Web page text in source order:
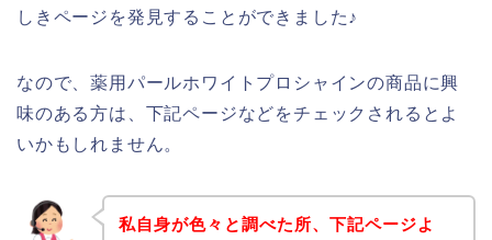
しきページを発見することができました♪
なので、薬用パールホワイトプロシャインの商品に興
味のある方は、下記ページなどをチェックされるとよ
いかもしれません。
私自身が色々と調べた所、下記ページよ